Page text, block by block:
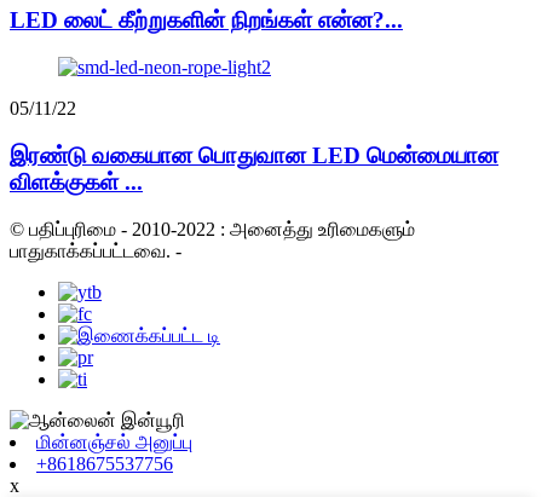
LED லைட் கீற்றுகளின் நிறங்கள் என்ன?...
05/11/22
இரண்டு வகையான பொதுவான LED மென்மையான
விளக்குகள் ...
© பதிப்புரிமை - 2010-2022 : அனைத்து உரிமைகளும்
பாதுகாக்கப்பட்டவை. -
மின்னஞ்சல் அனுப்பு
+8618675537756
x